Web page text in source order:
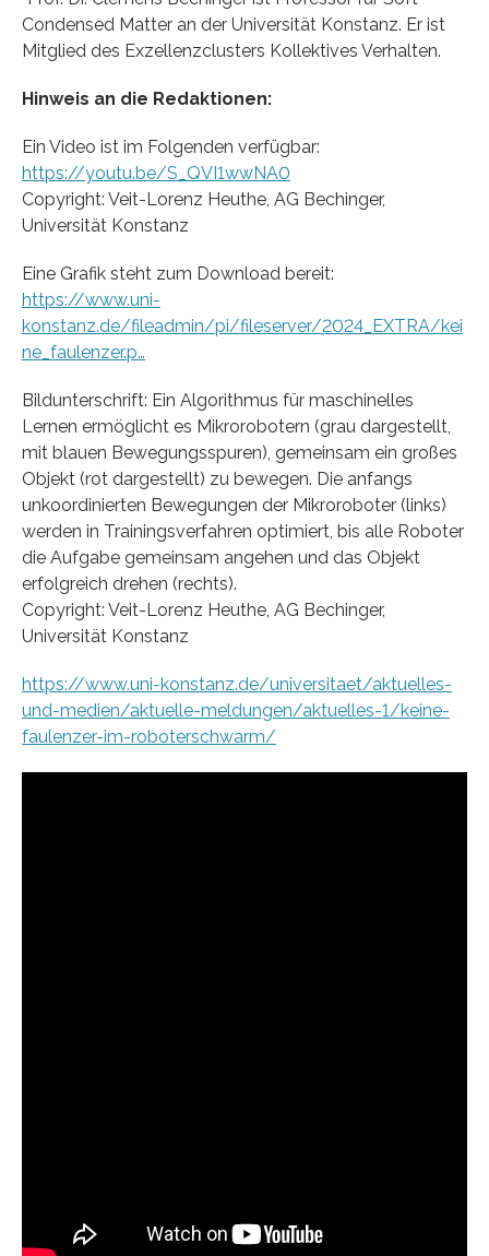
Condensed Matter an der Universität Konstanz. Er ist
Mitglied des Exzellenzclusters Kollektives Verhalten.
Hinweis an die Redaktionen:
Ein Video ist im Folgenden verfügbar:
https://youtu.be/S_QVI1wwNA0
Copyright: Veit-Lorenz Heuthe, AG Bechinger,
Universität Konstanz
Eine Grafik steht zum Download bereit:
https://www.uni-
konstanz.de/fileadmin/pi/fileserver/2024_EXTRA/kei
ne_faulenzer.p…
Bildunterschrift: Ein Algorithmus für maschinelles
Lernen ermöglicht es Mikrorobotern (grau dargestellt,
mit blauen Bewegungsspuren), gemeinsam ein großes
Objekt (rot dargestellt) zu bewegen. Die anfangs
unkoordinierten Bewegungen der Mikroroboter (links)
werden in Trainingsverfahren optimiert, bis alle Roboter
die Aufgabe gemeinsam angehen und das Objekt
erfolgreich drehen (rechts).
Copyright: Veit-Lorenz Heuthe, AG Bechinger,
Universität Konstanz
https://www.uni-konstanz.de/universitaet/aktuelles-
und-medien/aktuelle-meldungen/aktuelles-1/keine-
faulenzer-im-roboterschwarm/